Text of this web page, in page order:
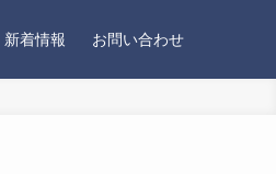
新着情報 お問い合わせ